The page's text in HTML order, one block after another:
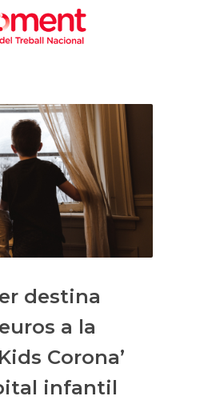
destina
a la
Corona’
infantil